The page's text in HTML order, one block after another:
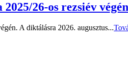
26-os rezsiév végén
A diktálásra 2026. augusztus...